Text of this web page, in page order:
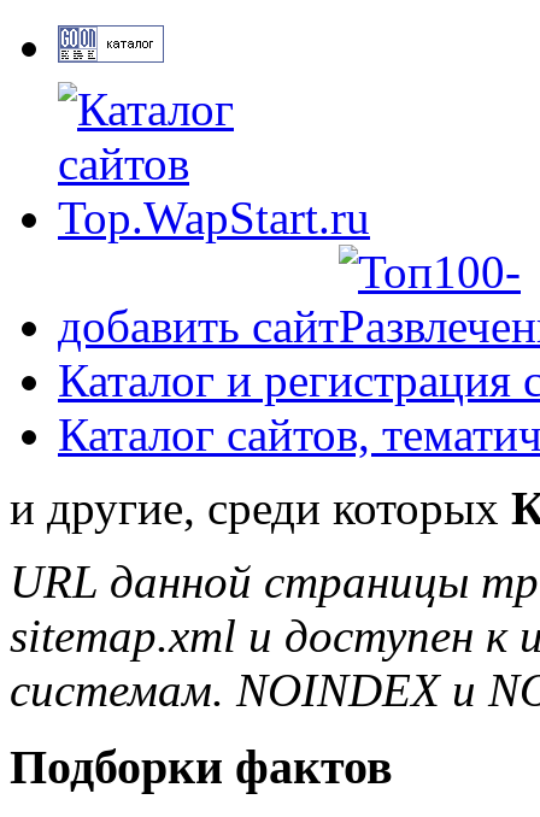
добавить сайт
Каталог и регистрация
Каталог сайтов,
и другие, среди которых
URL данной страницы
sitemap.xml и доступен к
системам. NOINDEX и
Подборки фактов